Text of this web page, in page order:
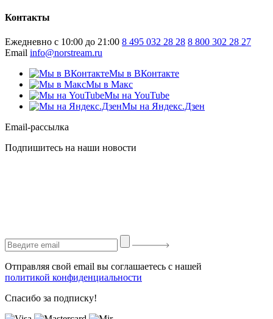
Контакты
Ежедневно с 10:00 до 21:00 8 495 032 28 28 8 800 302 28 27
Email info@norstream.ru
Мы в ВКонтакте
Мы в Макс
Мы на YouTube
Мы на Яндекс.Дзен
Email-рассылка
Подпишитесь на наши новости
Отправляя свой email вы соглашаетесь с нашей
политикой конфиденциальности
Спасибо за подписку!